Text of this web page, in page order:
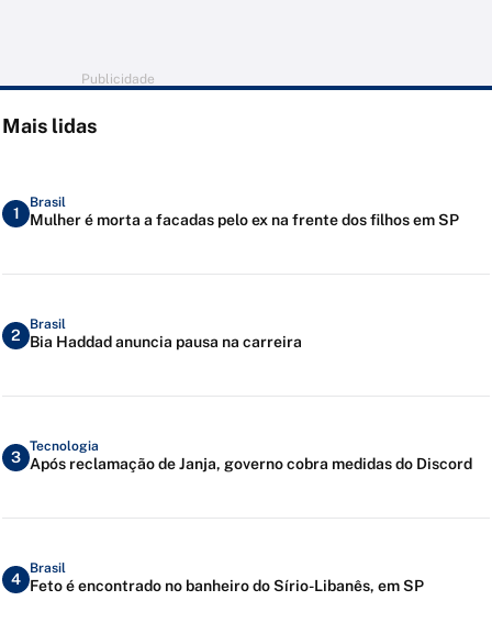
Publicidade
Mais lidas
1
Brasil
Mulher é morta a facadas pelo ex na frente dos filhos em SP
2
Brasil
Bia Haddad anuncia pausa na carreira
3
Tecnologia
Após reclamação de Janja, governo cobra medidas do Discord
4
Brasil
Feto é encontrado no banheiro do Sírio-Libanês, em SP